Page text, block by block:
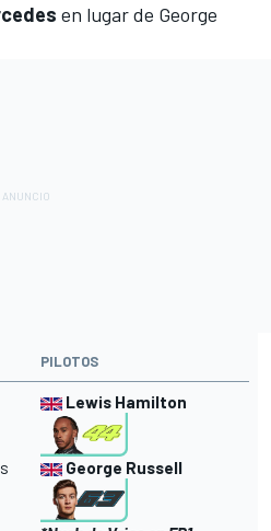
en lugar de George
PILOTOS
Lewis Hamilton
George Russell